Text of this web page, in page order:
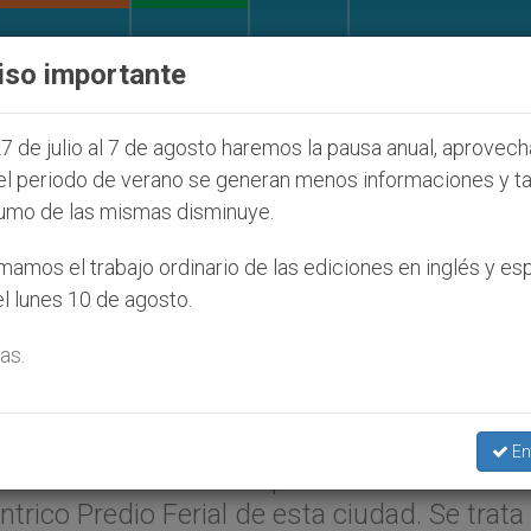
judíos que afecta a cristianos (y no sólo) en Tierra
la Paz abre un
).- El próximo 31 de enero, en
comedor solidario para 1.000 chicos
Predio Ferial de esta ciudad. Se trata
importante
de julio al 7 de agosto haremos la pausa anual,
periodo de verano se generan menos informaciones y
de las mismas disminuye.
el trabajo ordinario de las ediciones en inglés y
lunes 10 de agosto.